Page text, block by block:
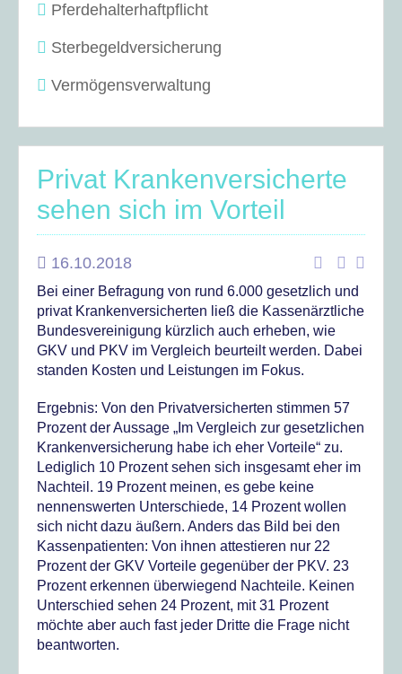
Pferdehalterhaftpflicht
Sterbegeldversicherung
Vermögensverwaltung
Privat Krankenversicherte
sehen sich im Vorteil
16.10.2018
Bei einer Befragung von rund 6.000 gesetzlich und
privat Krankenversicherten ließ die Kassenärztliche
Bundesvereinigung kürzlich auch erheben, wie
GKV und PKV im Vergleich beurteilt werden. Dabei
standen Kosten und Leistungen im Fokus.
Ergebnis: Von den Privatversicherten stimmen 57
Prozent der Aussage „Im Vergleich zur gesetzlichen
Krankenversicherung habe ich eher Vorteile“ zu.
Lediglich 10 Prozent sehen sich insgesamt eher im
Nachteil. 19 Prozent meinen, es gebe keine
nennenswerten Unterschiede, 14 Prozent wollen
sich nicht dazu äußern. Anders das Bild bei den
Kassenpatienten: Von ihnen attestieren nur 22
Prozent der GKV Vorteile gegenüber der PKV. 23
Prozent erkennen überwiegend Nachteile. Keinen
Unterschied sehen 24 Prozent, mit 31 Prozent
möchte aber auch fast jeder Dritte die Frage nicht
beantworten.